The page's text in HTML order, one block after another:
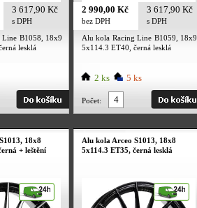
3 617,90 Kč
s DPH
Line B1058, 18x9
lesklá
2 990,00 Kč
bez DPH
3 617,90 Kč
s DPH
Alu kola Racing Line B1059, 18x9
5x114.3 ET40, černá lesklá
2 ks 5 ks
Počet:
18x8
+ leštění
Alu kola Arceo S1013, 18x8
5x114.3 ET35, černá lesklá